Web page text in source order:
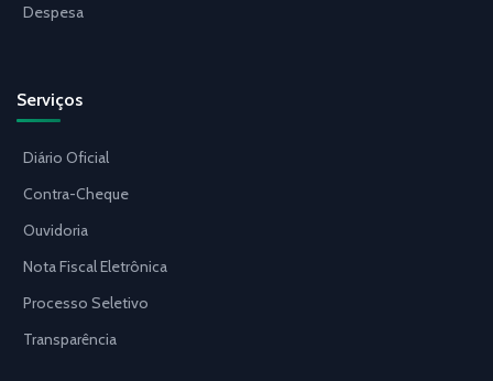
Despesa
Serviços
Diário Oficial
Contra-Cheque
Ouvidoria
Nota Fiscal Eletrônica
Processo Seletivo
Transparência